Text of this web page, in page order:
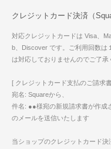
クレジットカード決済（
対応クレジットカードは Visa、
b、Discover です。ご利用回数は
は対応しておりませんのでご了承
[ クレジットカード支払のご請求
宛名: Squareから、
件名: ●●様宛の新規請求書が作成
のメールを送信いたします
当ショップのクレジットカード